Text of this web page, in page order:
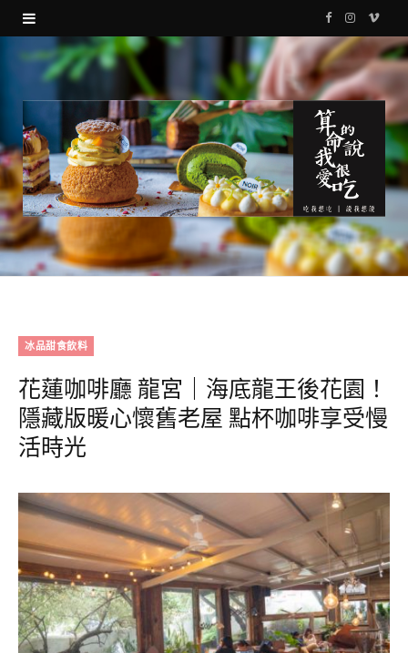
F
a
c
e
b
o
k
I
s
g
r
a
V
i
冰品甜食飲料
花蓮咖啡廳 龍宮｜海底龍王後花園！
隱藏版暖心懷舊老屋 點杯咖啡享受慢
活時光